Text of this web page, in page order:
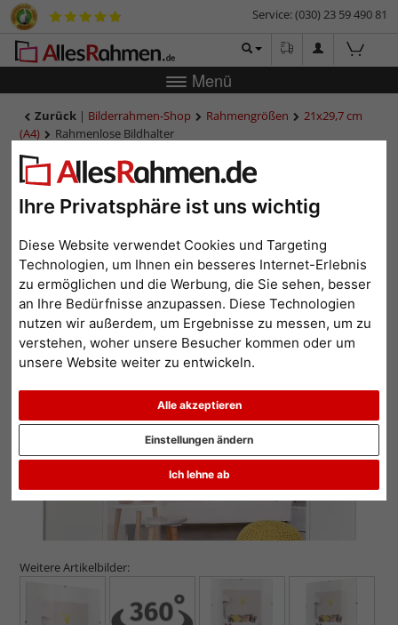
Ihre Privatsphäre ist uns wichtig
Diese Website verwendet Cookies und Targeting
Technologien, um Ihnen ein besseres Internet-Erlebnis
zu ermöglichen und die Werbung, die Sie sehen, besser
an Ihre Bedürfnisse anzupassen. Diese Technologien
nutzen wir außerdem, um Ergebnisse zu messen, um zu
verstehen, woher unsere Besucher kommen oder um
unsere Website weiter zu entwickeln.
Alle akzeptieren
Ich lehne ab
Einstellungen ändern
Service: (030) 23 59 490 81
Menü
Zurück | Bilderrahmen-Shop Rahmengrößen
21x29,7 cm
(A4)
Rahmenlose Bildhalter
Rahmenlose Bildhalter
Zurück
Weitere Artikelbilder: